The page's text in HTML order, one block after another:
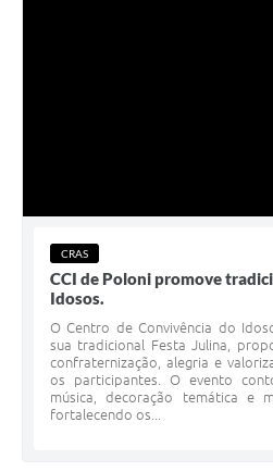
CRAS
CCI de Poloni promove
Idosos.
O Centro de Convivência do
sua tradicional Festa Julina,
confraternização, alegria e
os participantes. O evento
música, decoração temática e
fortalecendo os...